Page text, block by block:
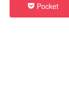
Pocket